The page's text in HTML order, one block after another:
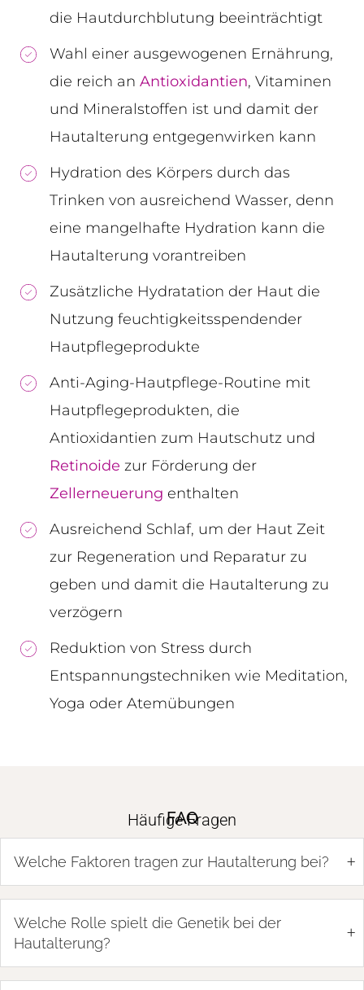
die Hautdurchblutung beeinträchtigt
Wahl einer ausgewogenen Ernährung,
die reich an Antioxidantien, Vitaminen
und Mineralstoffen ist und damit der
Hautalterung entgegenwirken kann
Hydration des Körpers durch das
Trinken von ausreichend Wasser, denn
eine mangelhafte Hydration kann die
Hautalterung vorantreiben
Zusätzliche Hydratation der Haut die
Nutzung feuchtigkeitsspendender
Hautpflegeprodukte
Anti-Aging-Hautpflege-Routine mit
Hautpflegeprodukten, die
Antioxidantien zum Hautschutz und
Retinoide zur Förderung der
Zellerneuerung enthalten
Ausreichend Schlaf, um der Haut Zeit
zur Regeneration und Reparatur zu
geben und damit die Hautalterung zu
verzögern
Reduktion von Stress durch
Entspannungstechniken wie Meditation,
Yoga oder Atemübungen
FAQ
Häufige Fragen
Welche Faktoren tragen zur Hautalterung bei? +
Welche Rolle spielt die Genetik bei der
Hautalterung?
+